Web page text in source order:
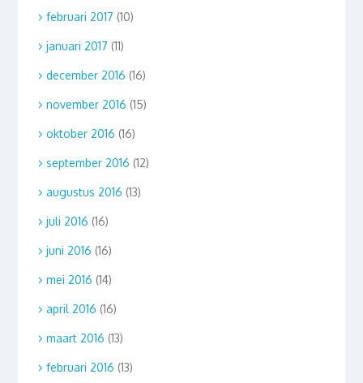
februari 2017 (10)
januari 2017 (11)
december 2016 (16)
november 2016 (15)
oktober 2016 (16)
september 2016 (12)
augustus 2016 (13)
juli 2016 (16)
juni 2016 (16)
mei 2016 (14)
april 2016 (16)
maart 2016 (13)
februari 2016 (13)